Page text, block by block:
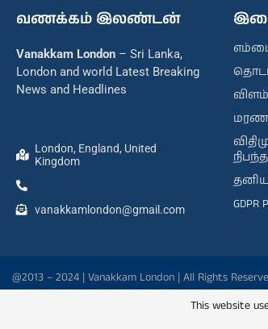
வணக்கம் இலண்டன்
Vanakkam London – Sri Lanka,
London and world Latest Breaking
News and Headlines
London, England, United
Kingdom
vanakkamlondon@gmail.com
மரண
GDPR
@2013 – 2024 | Vanakkam London | All Rights
This website